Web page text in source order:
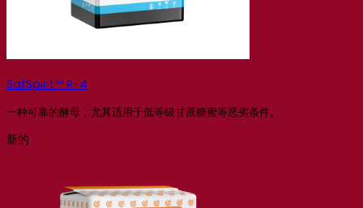
SafSpirit™ R-4
一种可靠的酵母，尤其适用于低等级甘蔗糖蜜等恶劣条件。
新的